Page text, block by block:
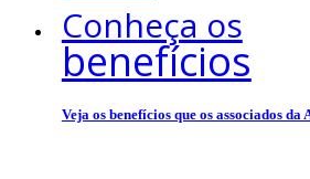
Conheça os
benefícios
Veja os benefícios que os associados da